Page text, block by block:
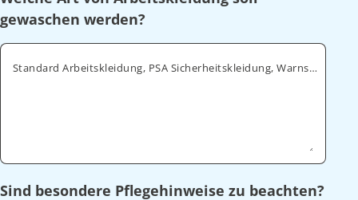
gewaschen werden?
Standard Arbeitskleidung, PSA Sicherheitskleidung, Warnschutz, ESD
Sind besondere Pflegehinweise zu beachten?